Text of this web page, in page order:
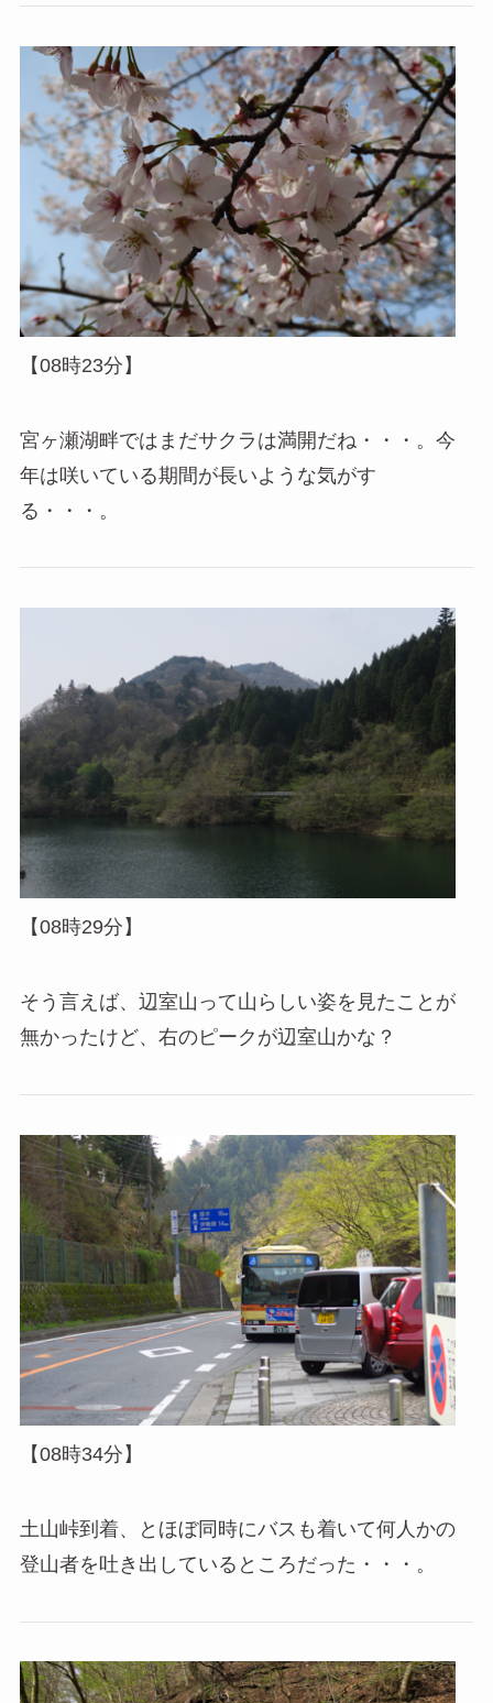
【08時23分】
宮ヶ瀬湖畔ではまだサクラは満開だね・・・。今
年は咲いている期間が長いような気がす
る・・・。
【08時29分】
そう言えば、辺室山って山らしい姿を見たことが
無かったけど、右のピークが辺室山かな？
【08時34分】
土山峠到着、とほぼ同時にバスも着いて何人かの
登山者を吐き出しているところだった・・・。